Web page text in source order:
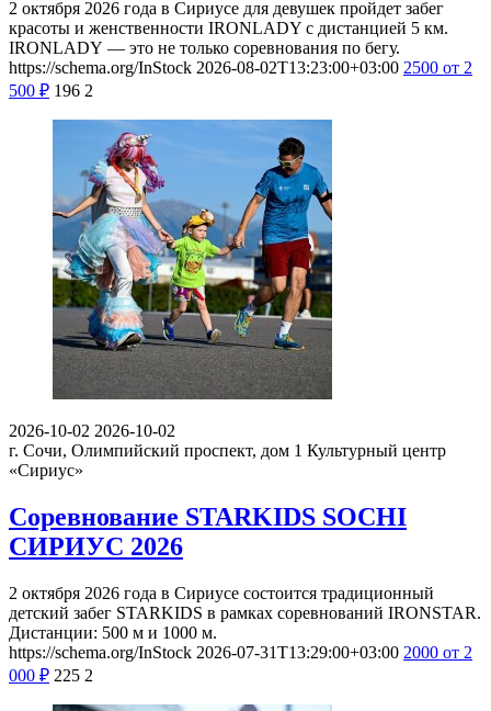
2 октября 2026 года в Сириусе для девушек пройдет забег
красоты и женственности IRONLADY с дистанцией 5 км.
IRONLADY — это не только соревнования по бегу.
https://schema.org/InStock 2026-08-02T13:23:00+03:00 2500 от 2
500 ₽ 196 2
2026-10-02 2026-10-02
г. Сочи, Олимпийский проспект, дом 1 Культурный центр
«Сириус»
Соревнование STARKIDS SOCHI
СИРИУС 2026
2 октября 2026 года в Сириусе состоится традиционный
детский забег STARKIDS в рамках соревнований IRONSTAR.
Дистанции: 500 м и 1000 м.
https://schema.org/InStock 2026-07-31T13:29:00+03:00 2000 от 2
000 ₽ 225 2